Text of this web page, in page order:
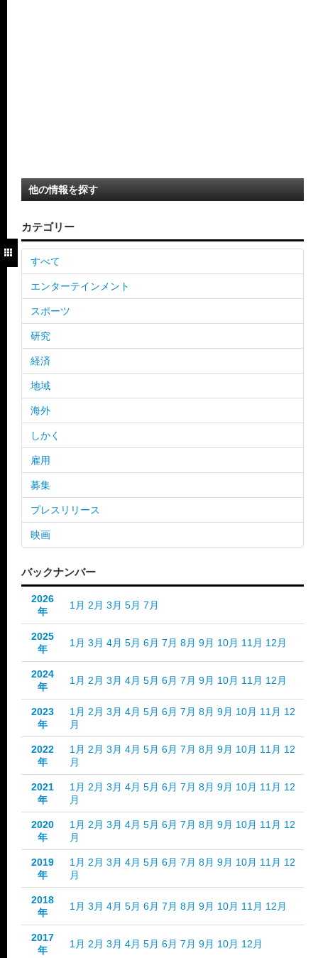
他の情報を探す
カテゴリー
すべて
エンターテインメント
スポーツ
研究
経済
地域
海外
しかく
雇用
募集
プレスリリース
映画
バックナンバー
2026
年
1月 2月 3月 5月 7月
2025
年
1月 3月 4月 5月 6月 7月 8月 9月 10月 11月 12月
2024
年
1月 2月 3月 4月 5月 6月 7月 9月 10月 11月 12月
2023
年
1月 2月 3月 4月 5月 6月 7月 8月 9月 10月 11月 12
月
2022
年
1月 2月 3月 4月 5月 6月 7月 8月 9月 10月 11月 12
月
2021
年
1月 2月 3月 4月 5月 6月 7月 8月 9月 10月 11月 12
月
2020
年
1月 2月 3月 4月 5月 6月 7月 8月 9月 10月 11月 12
月
2019
年
1月 2月 3月 4月 5月 6月 7月 8月 9月 10月 11月 12
月
2018
年
1月 3月 4月 5月 6月 7月 8月 9月 10月 11月 12月
2017
年
1月 2月 3月 4月 5月 6月 7月 9月 10月 12月